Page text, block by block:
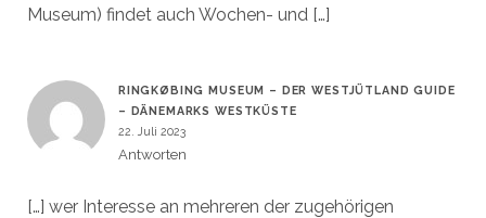
Museum) findet auch Wochen- und […]
RINGKØBING MUSEUM – DER WESTJÜTLAND GUIDE
– DÄNEMARKS WESTKÜSTE
22. Juli 2023
Antworten
[…] wer Interesse an mehreren der zugehörigen